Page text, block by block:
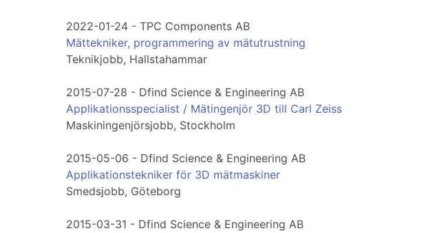
2022-01-24 - TPC Components AB
Mättekniker, programmering av mätutrustning
Teknikjobb, Hallstahammar
2015-07-28 - Dfind Science & Engineering AB
Applikationsspecialist / Mätingenjör 3D till Carl Zeiss
Maskiningenjörsjobb, Stockholm
2015-05-06 - Dfind Science & Engineering AB
Applikationstekniker för 3D mätmaskiner
Smedsjobb, Göteborg
2015-03-31 - Dfind Science & Engineering AB